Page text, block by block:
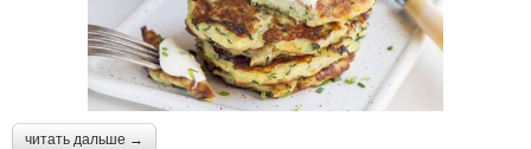
читать дальше →